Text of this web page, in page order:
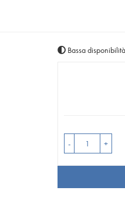
Bassa disponibilità
- +